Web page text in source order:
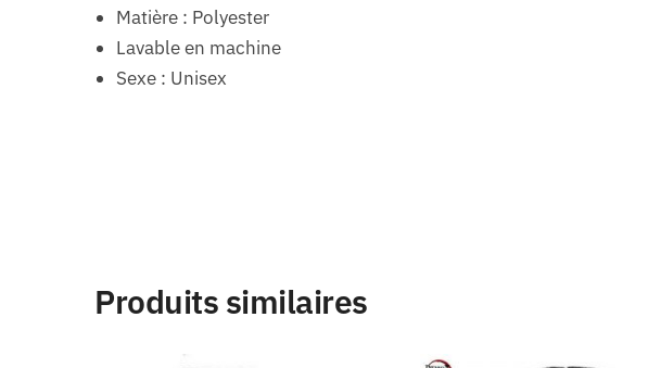
Matière : Polyester
Lavable en machine
Sexe : Unisex
Produits similaires